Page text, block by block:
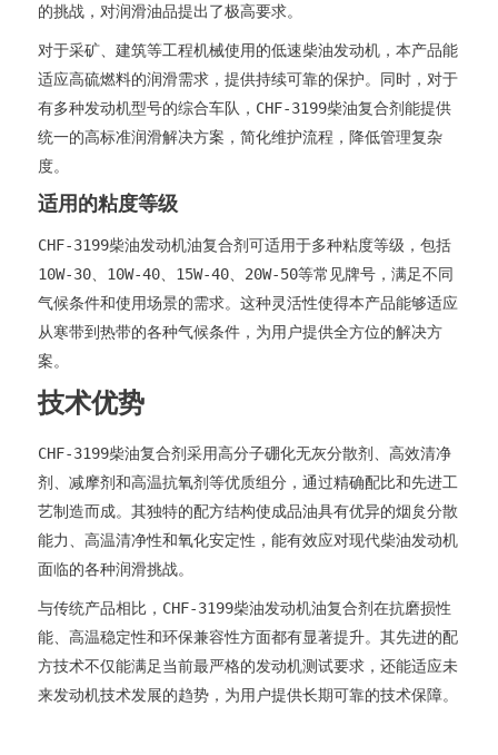
的挑战，对润滑油品提出了极高要求。
对于采矿、建筑等工程机械使用的低速柴油发动机，本产品能
适应高硫燃料的润滑需求，提供持续可靠的保护。同时，对于
有多种发动机型号的综合车队，CHF-3199柴油复合剂能提供
统一的高标准润滑解决方案，简化维护流程，降低管理复杂
度。
适用的粘度等级
CHF-3199柴油发动机油复合剂可适用于多种粘度等级，包括
10W-30、10W-40、15W-40、20W-50等常见牌号，满足不同
气候条件和使用场景的需求。这种灵活性使得本产品能够适应
从寒带到热带的各种气候条件，为用户提供全方位的解决方
案。
技术优势
CHF-3199柴油复合剂采用高分子硼化无灰分散剂、高效清净
剂、减摩剂和高温抗氧剂等优质组分，通过精确配比和先进工
艺制造而成。其独特的配方结构使成品油具有优异的烟炱分散
能力、高温清净性和氧化安定性，能有效应对现代柴油发动机
面临的各种润滑挑战。
与传统产品相比，CHF-3199柴油发动机油复合剂在抗磨损性
能、高温稳定性和环保兼容性方面都有显著提升。其先进的配
方技术不仅能满足当前最严格的发动机测试要求，还能适应未
来发动机技术发展的趋势，为用户提供长期可靠的技术保障。